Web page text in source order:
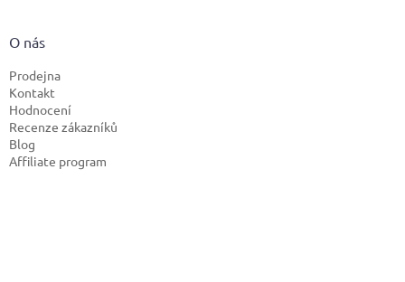
O nás
Prodejna
Kontakt
Hodnocení
Recenze zákazníků
Blog
Affiliate program